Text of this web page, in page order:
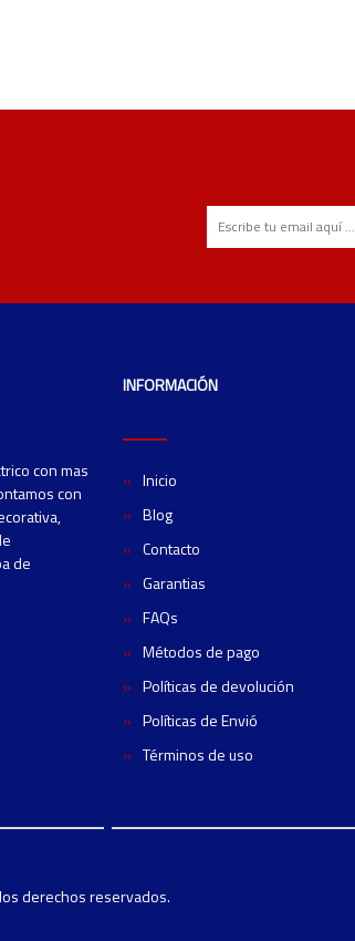
con mas
con
de
INFORMACIÓN
Inicio
Blog
Contacto
Garantias
FAQs
Métodos de pago
Políticas de devolución
Políticas de Envió
Términos de uso
derechos reservados.